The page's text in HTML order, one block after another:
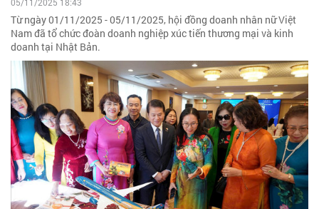
05/11/2025 18:43
Từ ngày 01/11/2025 - 05/11/2025, hội đồng doanh nhân nữ Việt
Nam đã tổ chức đoàn doanh nghiệp xúc tiến thương mại và kinh
doanh tại Nhật Bản.